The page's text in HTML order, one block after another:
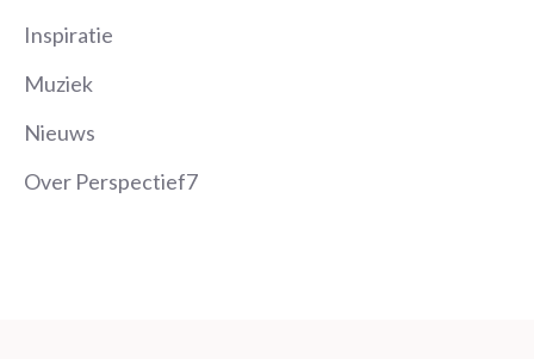
Inspiratie
Muziek
Nieuws
Over Perspectief7